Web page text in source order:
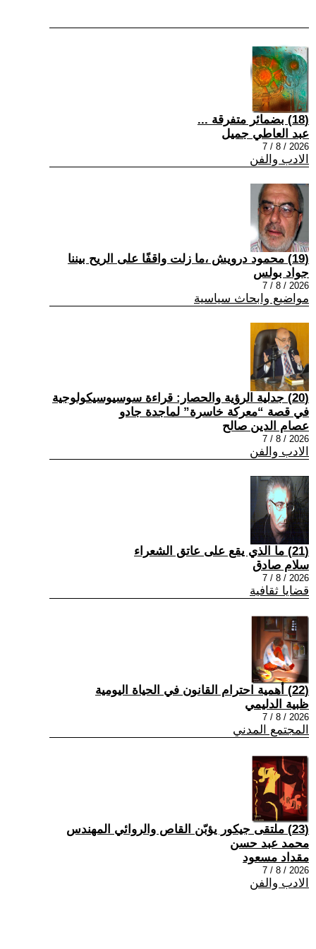
(18) بضمائر متفرقة ...
عبد العاطي جميل
2026 / 8 / 7
الادب والفن
(19) محمود درويش ،ما زلت واقفًا على الريح بيننا
جواد بولس
2026 / 8 / 7
مواضيع وابحاث سياسية
(20) جدلية الرؤية والحصار: قراءة سوسيوسيكولوجية
في قصة “معركة خاسرة” لماجدة جادو
عصام الدين صالح
2026 / 8 / 7
الادب والفن
(21) ما الذي يقع على عاتق الشعراء
سلام صادق
2026 / 8 / 7
قضايا ثقافية
(22) أهمية احترام القانون في الحياة اليومية
ظبية الدليمي
2026 / 8 / 7
المجتمع المدني
(23) ملتقى جيكور يؤبّن القاص والروائي المهندس
محمد عبد حسن
مقداد مسعود
2026 / 8 / 7
الادب والفن